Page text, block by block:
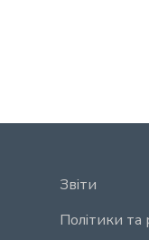
Звіти
Політики та